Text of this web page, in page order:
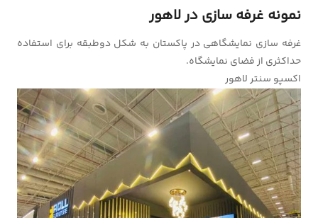
نمونه غرفه سازی در لاهور
غرفه سازی نمایشگاهی در پاکستان به شکل دوطبقه برای استفاده
حداکثری از فضای نمایشگاه.
اکسپو سنتر لاهور